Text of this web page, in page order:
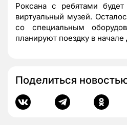
Роксана с ребятами
виртуальный музей.
со специальным
планируют поездку в начале
Поделиться